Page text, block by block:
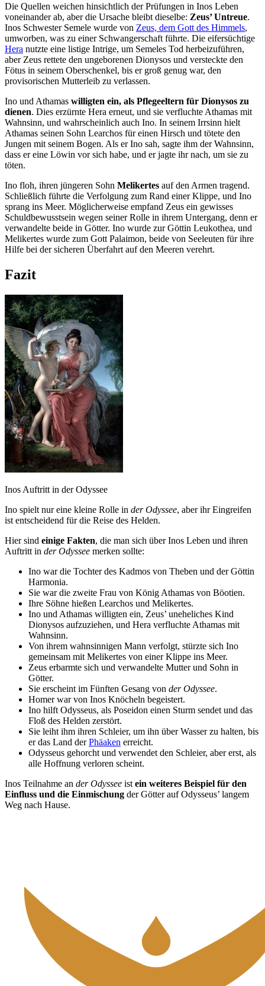
Die Quellen weichen hinsichtlich der Prüfungen in Inos Leben
voneinander ab, aber die Ursache bleibt dieselbe: Zeus’ Untreue.
Inos Schwester Semele wurde von Zeus, dem Gott des Himmels,
umworben, was zu einer Schwangerschaft führte. Die eifersüchtige
Hera nutzte eine listige Intrige, um Semeles Tod herbeizuführen,
aber Zeus rettete den ungeborenen Dionysos und versteckte den
Fötus in seinem Oberschenkel, bis er groß genug war, den
provisorischen Mutterleib zu verlassen.
Ino und Athamas willigten ein, als Pflegeeltern für Dionysos zu
dienen. Dies erzürnte Hera erneut, und sie verfluchte Athamas mit
Wahnsinn, und wahrscheinlich auch Ino. In seinem Irrsinn hielt
Athamas seinen Sohn Learchos für einen Hirsch und tötete den
Jungen mit seinem Bogen. Als er Ino sah, sagte ihm der Wahnsinn,
dass er eine Löwin vor sich habe, und er jagte ihr nach, um sie zu
töten.
Ino floh, ihren jüngeren Sohn Melikertes auf den Armen tragend.
Schließlich führte die Verfolgung zum Rand einer Klippe, und Ino
sprang ins Meer. Möglicherweise empfand Zeus ein gewisses
Schuldbewusstsein wegen seiner Rolle in ihrem Untergang, denn er
verwandelte beide in Götter. Ino wurde zur Göttin Leukothea, und
Melikertes wurde zum Gott Palaimon, beide von Seeleuten für ihre
Hilfe bei der sicheren Überfahrt auf den Meeren verehrt.
Fazit
Inos Auftritt in der Odyssee
Ino spielt nur eine kleine Rolle in der Odyssee, aber ihr Eingreifen
ist entscheidend für die Reise des Helden.
Hier sind einige Fakten, die man sich über Inos Leben und ihren
Auftritt in der Odyssee merken sollte:
Ino war die Tochter des Kadmos von Theben und der Göttin
Harmonia.
Sie war die zweite Frau von König Athamas von Böotien.
Ihre Söhne hießen Learchos und Melikertes.
Ino und Athamas willigten ein, Zeus’ uneheliches Kind
Dionysos aufzuziehen, und Hera verfluchte Athamas mit
Wahnsinn.
Von ihrem wahnsinnigen Mann verfolgt, stürzte sich Ino
gemeinsam mit Melikertes von einer Klippe ins Meer.
Zeus erbarmte sich und verwandelte Mutter und Sohn in
Götter.
Sie erscheint im Fünften Gesang von der Odyssee.
Homer war von Inos Knöcheln begeistert.
Ino hilft Odysseus, als Poseidon einen Sturm sendet und das
Floß des Helden zerstört.
Sie leiht ihm ihren Schleier, um ihn über Wasser zu halten, bis
er das Land derPhäaken erreicht.
Odysseus gehorcht und verwendet den Schleier, aber erst, als
alle Hoffnung verloren scheint.
Inos Teilnahme an der Odyssee ist ein weiteres Beispiel für den
Einfluss und die Einmischung der Götter auf Odysseus’ langem
Weg nach Hause.